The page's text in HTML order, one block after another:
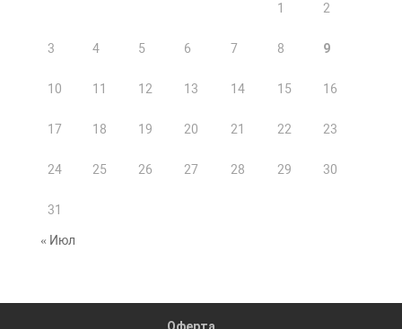
1 2
3 4 5 6 7 8 9
10 11 12 13 14 15 16
17 18 19 20 21 22 23
24 25 26 27 28 29 30
31
« Июл